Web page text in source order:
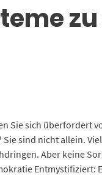
Sie sich überfordert
Sie sind nicht allein.
Aber keine
Entmystifiziert: